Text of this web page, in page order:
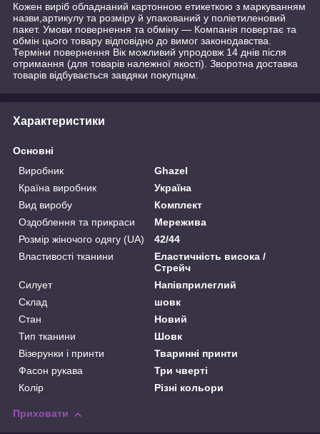
Кожен виріб обладнаний картонною етикеткою з маркуванням
назви,артикулу та розміру й упакований у поліетиленовий
пакет. Умови повернення та обміну — Компанія повертає та
обмін цього товару відповідно до вимог законодавства.
Терміни повернення Вік можливий упродовж 14 днів після
отримання (для товарів належної якості). Зворотна доставка
товарів відбувається завдяки покупцям.
Характеристики
Основні
Виробник
Ghazel
Країна виробник
Україна
Вид виробу
Комплект
Оздоблення та прикраси
Мережива
Розмір жіночого одягу (UA)
42/44
Властивості тканини
Еластичність висока /
Стрейч
Силует
Напівприлеглий
Склад
шовк
Стан
Новий
Тип тканини
Шовк
Візерунки і принти
Тваринні принти
Фасон рукава
Три чверті
Колір
Різні кольори
Приховати